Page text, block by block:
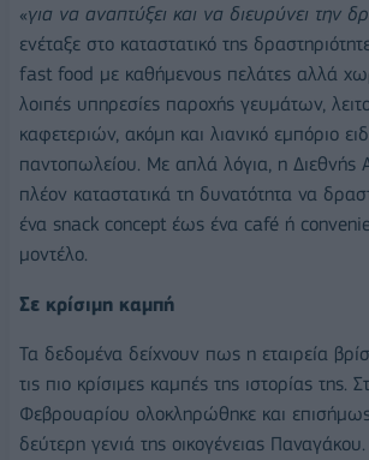
«για να αναπτύξει και να διευρύνει την
ενέταξε στο καταστατικό της
fast food με καθήμενους πελάτες αλλά
λοιπές υπηρεσίες παροχής γευμάτων,
καφετεριών, ακόμη και λιανικό εμπόριο
παντοπωλείου. Με απλά λόγια, η Διεθνής
πλέον καταστατικά τη δυνατότητα να
ένα snack concept έως ένα café ή
μοντέλο.
Σε κρίσιμη καμπή
Τα δεδομένα δείχνουν πως η εταιρεία
τις πιο κρίσιμες καμπές της ιστορίας της.
Φεβρουαρίου ολοκληρώθηκε και
δεύτερη γενιά της οικογένειας